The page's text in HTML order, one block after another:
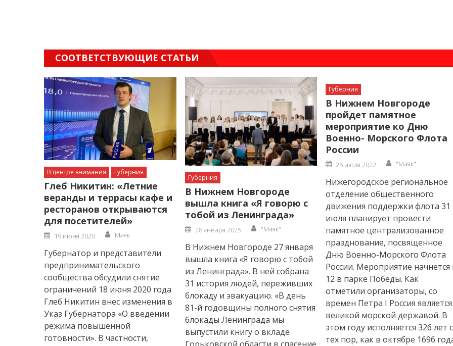
СООТВЕТСТВУЮЩИЕ СТАТЬИ
В центре внимания Губерния
Глеб Никитин: «Летние
веранды и террасы кафе и
ресторанов открываются
для посетителей»
Posted
on
19 июня 2020 Author
Маяк
Губернатор и представители
предпринимательского
сообщества обсудили снятие
ограничений 18 июня 2020 года
Глеб Никитин внес изменения в
Указ Губернатора «О введении
режима повышенной
готовности». В частности,
Губерния
В Нижнем Новгороде
вышла книга «Я говорю с
тобой из Ленинграда»
Posted
on
28 января 2025 Author
"Маяк"
В Нижнем Новгороде 27 января
вышла книга «Я говорю с тобой
из Ленинграда». В ней собрана
31 история людей, переживших
блокаду и эвакуацию. «В день
81-й годовщины полного снятия
блокады Ленинграда мы
выпустили книгу о вкладе
Губерния
В Нижнем Новгороде
пройдет памятное
мероприятие ко Дню
Военно- Морского Флота
России
Posted
on
25 июля 2022 Author
"Маяк"
Нижегородское региональное
отделение общественного
движения поддержки флота 31
июля планирует провести
памятное централизованное
празднование, посвященное
Дню Военно-Морского Флота
России. Мероприятие начнется
12 в парке Победы. Как
отметили организаторы, со
времен Петра I Россия является
великой морской державой. В
этом году исполняется 326 лет с
тех пор, как в октябре 1696